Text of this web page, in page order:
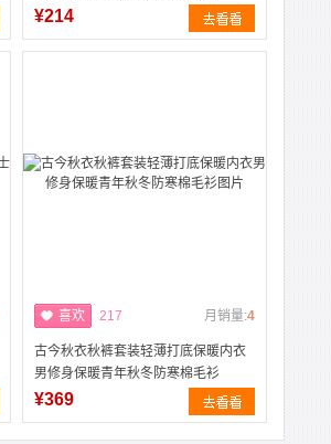
¥214
喜欢 217 月销量:4
古今秋衣秋裤套装轻薄打底保暖内衣
男修身保暖青年秋冬防寒棉毛衫
¥369